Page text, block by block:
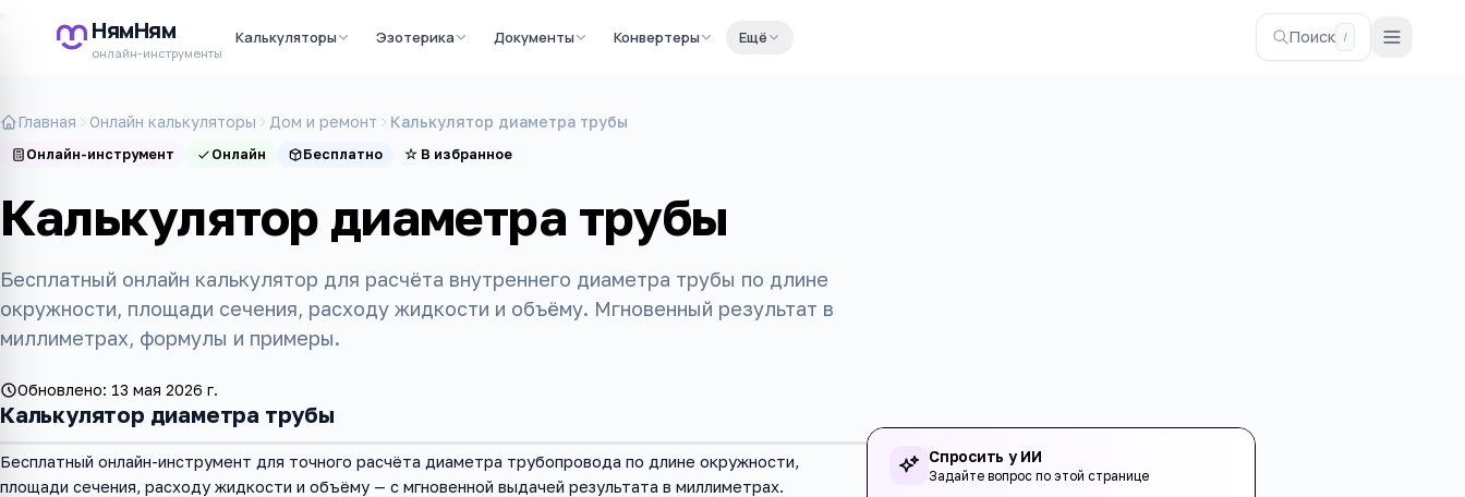
НямНям
онлайн-инструменты
Калькуляторы Эзотерика Документы Конвертеры Ещё Поиск /
Главная Онлайн калькуляторы Дом и ремонт Калькулятор диаметра трубы
Онлайн-инструмент Онлайн Бесплатно ☆ В избранное
Калькулятор диаметра трубы
Бесплатный онлайн калькулятор для расчёта внутреннего диаметра трубы по длине
окружности, площади сечения, расходу жидкости и объёму. Мгновенный результат в
миллиметрах, формулы и примеры.
Обновлено: 13 мая 2026 г.
Калькулятор диаметра трубы
Бесплатный онлайн-инструмент для точного расчёта диаметра трубопровода по длине окружности,
площади сечения, расходу жидкости и объёму — с мгновенной выдачей результата в миллиметрах.
Спросить у ИИ
Задайте вопрос по этой странице